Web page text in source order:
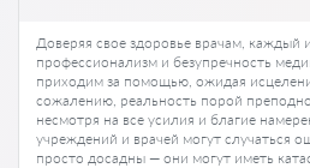
Доверяя свое здоровье врачам, каждый
профессионализм и безупречность
приходим за помощью, ожидая
сожалению, реальность порой
несмотря на все усилия и благие
учреждений и врачей могут случаться
просто досадны — они могут иметь